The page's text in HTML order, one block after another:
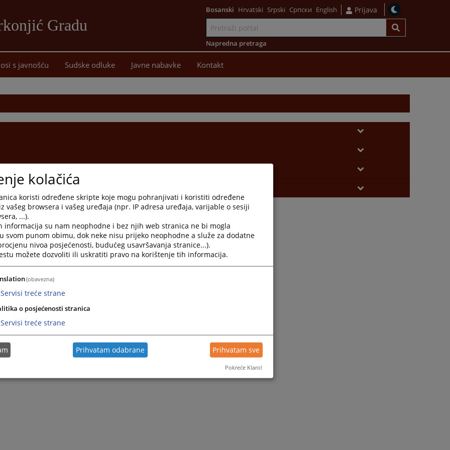
Gradu
sadržaj
Bosanski Hrvatski Srpski Српски English Prijava
Napredna pretraga
s javnošću Sudske odluke Javne nabavke Kontakt
kolačića
koristi određene skripte koje mogu pohranjivati i koristiti određene
vašeg browsera i vašeg uređaja (npr. IP adresa uređaja, varijable o sesiji
...).
informacija su nam neophodne i bez njih web stranica ne bi mogla
svom punom obimu, dok neke nisu prijeko neophodne a služe za dodatne
nivoa posjećenosti, budućeg usavršavanja stranice...).
možete dozvoliti ili uskratiti pravo na korištenje tih informacija.
(obavezna)
Servisi treće strane
o posjećenosti stranica
Servisi treće strane
Prihvatam odabrane Prihvatam sve
Pokreće Klaro!